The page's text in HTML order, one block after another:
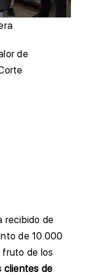
de
recibido de
de 10.000
fruto de los
clientes de